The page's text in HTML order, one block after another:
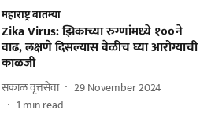
महाराष्ट्र बातम्या
Zika Virus: झिकाच्या रुग्णांमध्ये १००ने
वाढ, लक्षणे दिसल्यास वेळीच घ्या आरोग्याची
काळजी
सकाळ वृत्तसेवा
29 November 2024
1 min read